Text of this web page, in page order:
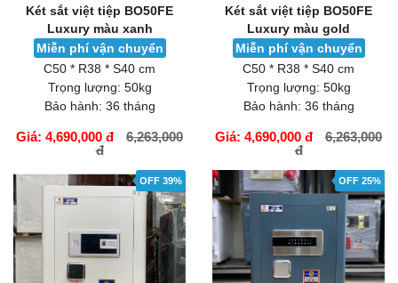
Két sắt việt tiệp BO50FE
Luxury màu xanh
Miễn phí vận chuyển
C50 * R38 * S40 cm
Trọng lượng: 50kg
Bảo hành: 36 tháng
Giá: 4,690,000 đ
6,263,000
đ
Két sắt việt tiệp BO50FE
Luxury màu gold
Miễn phí vận chuyển
C50 * R38 * S40 cm
Trọng lượng: 50kg
Bảo hành: 36 tháng
Giá: 4,690,000 đ
6,263,000
đ
OFF 39% OFF 25%